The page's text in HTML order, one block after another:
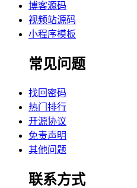
博客源码
视频站源码
小程序模板
常见问题
找回密码
热门排行
开源协议
免责声明
其他问题
联系方式